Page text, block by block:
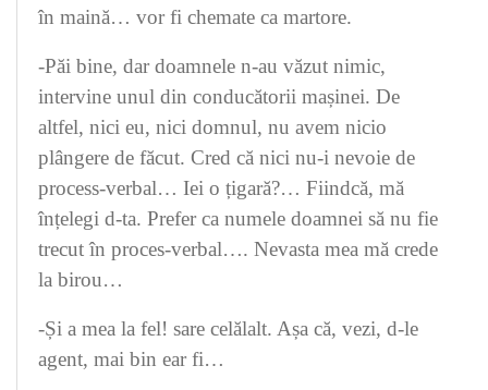
în maină… vor fi chemate ca martore.
-Păi bine, dar doamnele n-au văzut nimic,
intervine unul din conducătorii mașinei. De
altfel, nici eu, nici domnul, nu avem nicio
plângere de făcut. Cred că nici nu-i nevoie de
process-verbal… Iei o țigară?… Fiindcă, mă
înțelegi d-ta. Prefer ca numele doamnei să nu fie
trecut în proces-verbal…. Nevasta mea mă crede
la birou…
-Și a mea la fel! sare celălalt. Așa că, vezi, d-le
agent, mai bin ear fi…